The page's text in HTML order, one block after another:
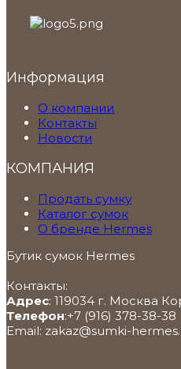
Информация
О компании
Контакты
Новости
КОМПАНИЯ
Продать сумку
Каталог сумок
О бренде Hermes
Бутик сумок Hermes
Контакты:
Адрес: 119034 г. Москва
Телефон:+7 (916) 378-38-38
Email: zakaz@sumki-